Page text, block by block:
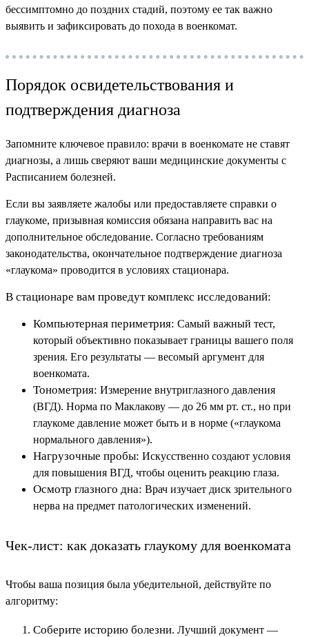
бессимптомно до поздних стадий, поэтому ее так важно
выявить и зафиксировать до похода в военкомат.
Порядок освидетельствования и
подтверждения диагноза
Запомните ключевое правило: врачи в военкомате не ставят
диагнозы, а лишь сверяют ваши медицинские документы с
Расписанием болезней.
Если вы заявляете жалобы или предоставляете справки о
глаукоме, призывная комиссия обязана направить вас на
дополнительное обследование. Согласно требованиям
законодательства, окончательное подтверждение диагноза
«глаукома» проводится в условиях стационара.
В стационаре вам проведут комплекс исследований:
Компьютерная периметрия: Самый важный тест,
который объективно показывает границы вашего поля
зрения. Его результаты — весомый аргумент для
военкомата.
Тонометрия: Измерение внутриглазного давления
(ВГД). Норма по Маклакову — до 26 мм рт. ст., но при
глаукоме давление может быть и в норме («глаукома
нормального давления»).
Нагрузочные пробы: Искусственно создают условия
для повышения ВГД, чтобы оценить реакцию глаза.
Осмотр глазного дна: Врач изучает диск зрительного
нерва на предмет патологических изменений.
Чек-лист: как доказать глаукому для военкомата
Чтобы ваша позиция была убедительной, действуйте по
алгоритму:
Соберите историю болезни. Лучший документ —